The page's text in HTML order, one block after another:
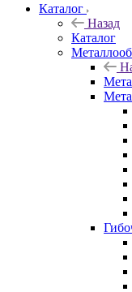
Каталог
Назад
Каталог